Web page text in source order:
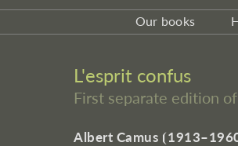
Our books
L'esprit confus
First separate edition
Albert Camus ⦗